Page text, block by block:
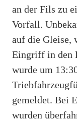
an der Fils zu
Vorfall.
auf die Gleise,
Eingriff in den
wurde um
gemeldet. Bei
wurden